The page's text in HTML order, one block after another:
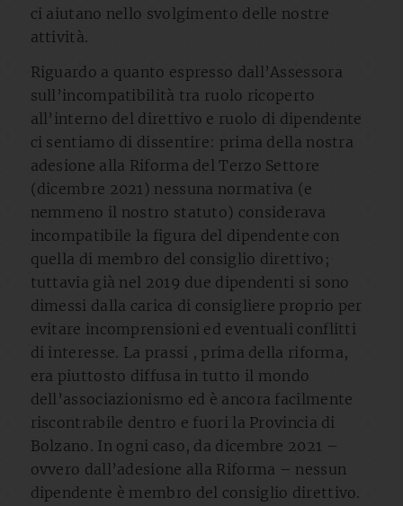
ci aiutano nello svolgimento delle nostre
attività.
Riguardo a quanto espresso dall’Assessora
sull’incompatibilità tra ruolo ricoperto
all’interno del direttivo e ruolo di dipendente
ci sentiamo di dissentire: prima della nostra
adesione alla Riforma del Terzo Settore
(dicembre 2021) nessuna normativa (e
nemmeno il nostro statuto) considerava
incompatibile la figura del dipendente con
quella di membro del consiglio direttivo;
tuttavia già nel 2019 due dipendenti si sono
dimessi dalla carica di consigliere proprio per
evitare incomprensioni ed eventuali conflitti
di interesse. La prassi , prima della riforma,
era piuttosto diffusa in tutto il mondo
dell’associazionismo ed è ancora facilmente
riscontrabile dentro e fuori la Provincia di
Bolzano. In ogni caso, da dicembre 2021 –
ovvero dall’adesione alla Riforma – nessun
dipendente è membro del consiglio direttivo.